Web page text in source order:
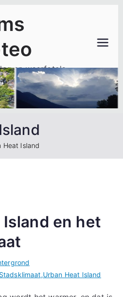
en weerfoto's
Heat Island
en het
Stadsklimaat,Urban Heat Island